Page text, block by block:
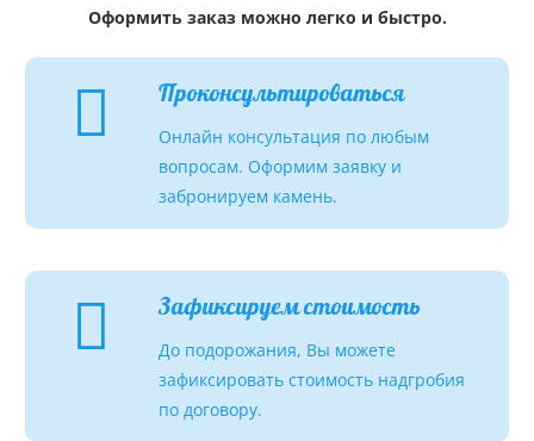
Оформить заказ можно легко и быстро.
Проконсультироваться
Онлайн консультация по любым
вопросам. Оформим заявку и
забронируем камень.
Зафиксируем стоимость
До подорожания, Вы можете
зафиксировать стоимость надгробия
по договору.